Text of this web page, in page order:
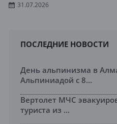
31.07.2026
ПОСЛЕДНИЕ НОВОСТИ
День альпинизма в
Альпиниадой с 8...
Вертолет МЧС
туриста из ...